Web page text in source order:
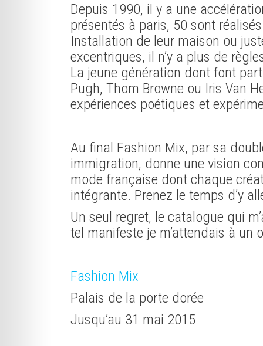
Depuis 1990, il y a une
présentés à paris, 50 sont
Installation de leur maison ou
excentriques, il n’y a plus de
La jeune génération dont font
Pugh, Thom Browne ou Iris Van
expériences poétiques et
Au final Fashion Mix, par sa
immigration, donne une vision
mode française dont chaque
intégrante. Prenez le temps d’y
Un seul regret, le catalogue qui
tel manifeste je m’attendais à un
Fashion Mix
Palais de la porte dorée
Jusqu’au 31 mai 2015